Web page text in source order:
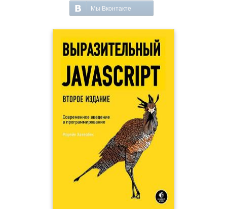
Мы Вконтакте